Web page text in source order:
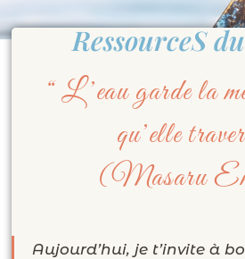
RessourceS
“ L’eau garde la
qu’elle
(Masaru
Aujourd’hui, je t’invite à